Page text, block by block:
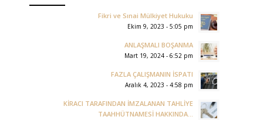
Fikri ve Sınai Mülkiyet Hukuku
Ekim 9, 2023 - 5:05 pm
ANLAŞMALI BOŞANMA
Mart 19, 2024 - 6:52 pm
FAZLA ÇALIŞMANIN İSPATI
Aralık 4, 2023 - 4:58 pm
KİRACI TARAFINDAN İMZALANAN TAHLİYE
TAAHHÜTNAMESİ HAKKINDA...